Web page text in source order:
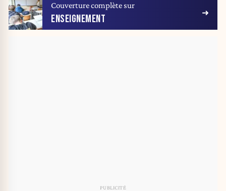
Couverture complète sur
ENSEIGNEMENT